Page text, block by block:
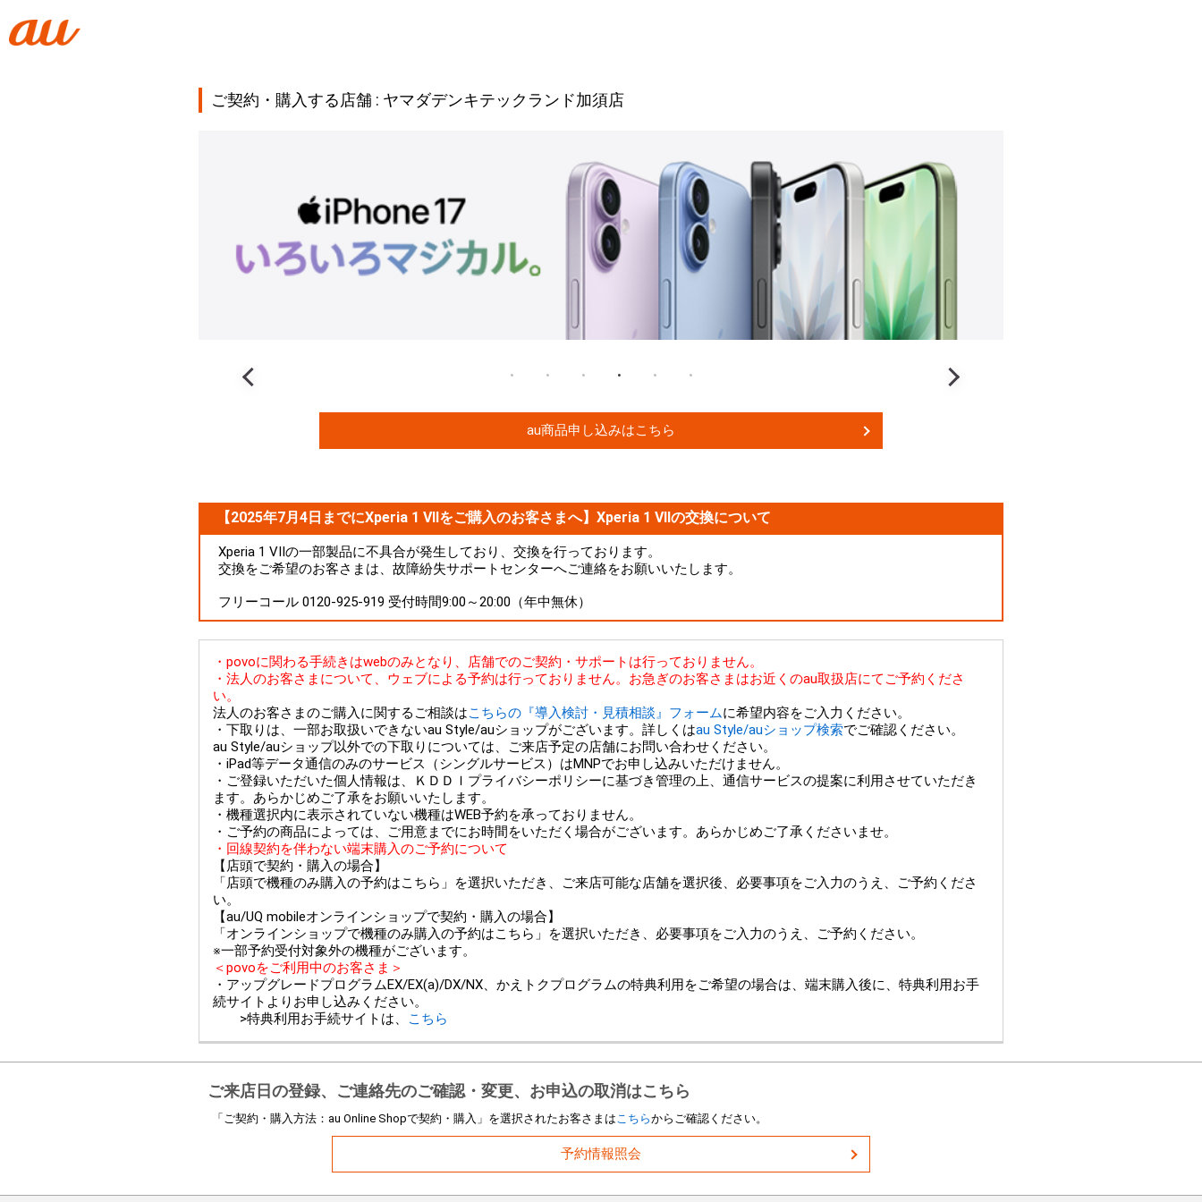
ご契約・購入する店舗 : ヤマダデンキテックランド加須店
au商品申し込みはこちら
【2025年7月4日までにXperia 1 VIIをご購入のお客さまへ】Xperia 1 VIIの交換について
Xperia 1 VIIの一部製品に不具合が発生しており、交換を行っております。
交換をご希望のお客さまは、故障紛失サポートセンターへご連絡をお願いいたします。
フリーコール 0120-925-919 受付時間9:00～20:00（年中無休）
・povoに関わる手続きはwebのみとなり、店舗でのご契約・サポートは行っておりません。
・法人のお客さまについて、ウェブによる予約は行っておりません。お急ぎのお客さまはお近くのau取扱店にてご予約くださ
い。
法人のお客さまのご購入に関するご相談はこちらの『導入検討・見積相談』フォームに希望内容をご入力ください。
・下取りは、一部お取扱いできないau Style/auショップがございます。詳しくはau Style/auショップ検索でご確認ください。
au Style/auショップ以外での下取りについては、ご来店予定の店舗にお問い合わせください。
・iPad等データ通信のみのサービス（シングルサービス）はMNPでお申し込みいただけません。
・ご登録いただいた個人情報は、ＫＤＤＩプライバシーポリシーに基づき管理の上、通信サービスの提案に利用させていただき
ます。あらかじめご了承をお願いいたします。
・機種選択内に表示されていない機種はWEB予約を承っておりません。
・ご予約の商品によっては、ご用意までにお時間をいただく場合がございます。あらかじめご了承くださいませ。
・回線契約を伴わない端末購入のご予約について
【店頭で契約・購入の場合】
「店頭で機種のみ購入の予約はこちら」を選択いただき、ご来店可能な店舗を選択後、必要事項をご入力のうえ、ご予約くださ
い。
【au/UQ mobileオンラインショップで契約・購入の場合】
「オンラインショップで機種のみ購入の予約はこちら」を選択いただき、必要事項をご入力のうえ、ご予約ください。
※一部予約受付対象外の機種がございます。
＜povoをご利用中のお客さま＞
・アップグレードプログラムEX/EX(a)/DX/NX、かえトクプログラムの特典利用をご希望の場合は、端末購入後に、特典利用お手
続サイトよりお申し込みください。
>特典利用お手続サイトは、
こちら
ご来店日の登録、ご連絡先のご確認・変更、お申込の取消はこちら
「ご契約・購入方法：au Online Shopで契約・購入」を選択されたお客さまはこちらからご確認ください。
予約情報照会